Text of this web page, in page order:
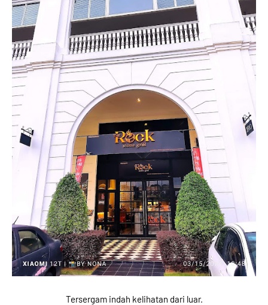
Tersergam indah kelihatan dari luar.